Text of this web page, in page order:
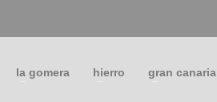
la gomera hierro gran canaria